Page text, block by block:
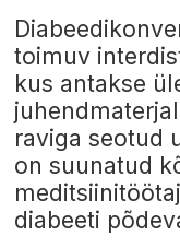
toimuv
kus antakse
raviga seotud
on suunatud
diabeeti